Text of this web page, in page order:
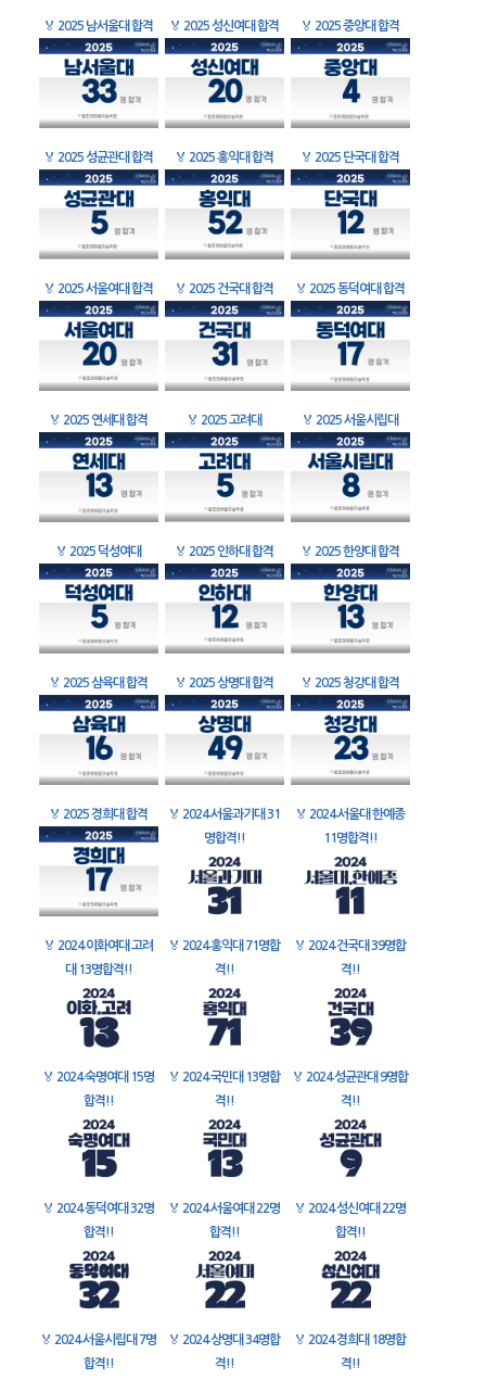
🏅 2025 남서울대 합격 🏅 2025 성신여대 합격 🏅 2025 중앙대 합격
🏅 2025 성균관대 합격 🏅 2025 홍익대 합격 🏅 2025 단국대 합격
🏅 2025 서울여대 합격 🏅 2025 건국대 합격 🏅 2025 동덕여대 합격
🏅 2025 연세대 합격 🏅 2025 고려대 🏅 2025 서울시립대
🏅 2025 덕성여대 🏅 2025 인하대 합격 🏅 2025 한양대 합격
🏅 2025 삼육대 합격 🏅 2025 상명대 합격 🏅 2025 청강대 합격
🏅 2025 경희대 합격 🏅 2024 서울과기대 31
명합격!!
🏅 2024 서울대 한예종
11명합격!!
🏅 2024 이화여대 고려
대 13명합격!!
🏅 2024 홍익대 71명합
격!!
🏅 2024 건국대 39명합
격!!
🏅 2024 숙명여대 15명
합격!!
🏅 2024 국민대 13명합
격!!
🏅 2024 성균관대 9명합
격!!
🏅 2024 동덕여대 32명
합격!!
🏅 2024 서울여대 22명
합격!!
🏅 2024 성신여대 22명
합격!!
🏅 2024 서울시립대 7명
합격!!
🏅 2024 상명대 34명합
격!!
🏅 2024 경희대 18명합
격!!